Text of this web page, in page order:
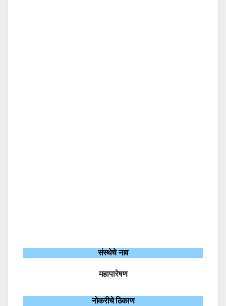
संस्थेचे नाव
महापारेषण
नोकरीचे ठिकाण